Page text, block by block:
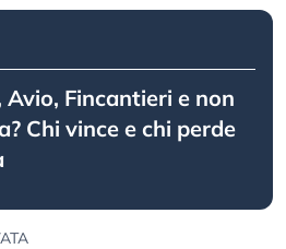
Fincantieri e non
Chi vince e chi perde